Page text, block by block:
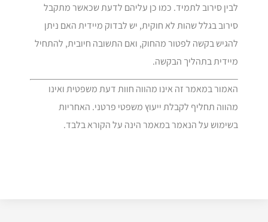
לבין סירוב לתמיד. כמו כן עליהם לדעת שכאשר מתקבל
סירוב בגלל שהות לא חוקית, יש לבדוק מיידית האם ניתן
להגיש בקשה לפטור מהחוק, ואם התשובה חיובית, להתחיל
מיידית בתהליך הבקשה.
האמור במאמר זה אינו מהווה חוות דעת משפטית ואינו
מהווה תחליף לקבלת ייעוץ משפטי פרטני. האחריות
בשימוש על הנאמר במאמר הינה על הקורא בלבד.